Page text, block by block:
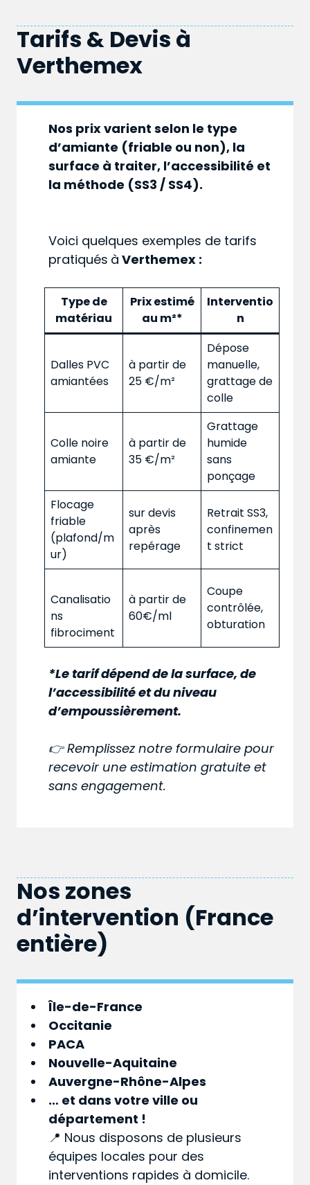
Tarifs & Devis à
Verthemex
Nos prix varient selon le type
d’amiante (friable ou non), la
surface à traiter, l’accessibilité et
la méthode (SS3 / SS4).
Voici quelques exemples de tarifs
pratiqués à Verthemex :
Type de
matériau
Prix estimé
au m²*
Interventio
n
Dalles PVC
amiantées
à partir de
25 €/m²
Dépose
manuelle,
grattage de
colle
Colle noire
amiante
à partir de
35 €/m²
Grattage
humide
sans
ponçage
Flocage
friable
(plafond/m
ur)
sur devis
après
repérage
Retrait SS3,
confinemen
t strict
Canalisatio
ns
fibrociment
à partir de
60€/ml
Coupe
contrôlée,
obturation
*Le tarif dépend de la surface, de
l’accessibilité et du niveau
d’empoussièrement.
👉 Remplissez notre formulaire pour
recevoir une estimation gratuite et
sans engagement.
Nos zones
d’intervention (France
entière)
Île-de-France
Occitanie
PACA
Nouvelle-Aquitaine
Auvergne-Rhône-Alpes
… et dans votreville ou
département !
📍 Nous disposons de plusieurs
équipes locales pour des
interventions rapides à domicile.